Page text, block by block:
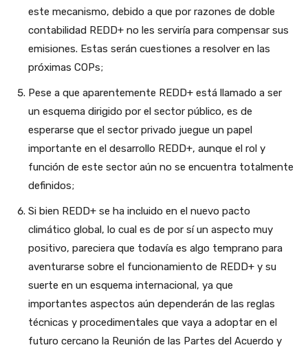
este mecanismo, debido a que por razones de doble
contabilidad REDD+ no les serviría para compensar sus
emisiones. Estas serán cuestiones a resolver en las
próximas COPs;
Pese a que aparentemente REDD+ está llamado a ser
un esquema dirigido por el sector público, es de
esperarse que el sector privado juegue un papel
importante en el desarrollo REDD+, aunque el rol y
función de este sector aún no se encuentra totalmente
definidos;
Si bien REDD+ se ha incluido en el nuevo pacto
climático global, lo cual es de por sí un aspecto muy
positivo, pareciera que todavía es algo temprano para
aventurarse sobre el funcionamiento de REDD+ y su
suerte en un esquema internacional, ya que
importantes aspectos aún dependerán de las reglas
técnicas y procedimentales que vaya a adoptar en el
futuro cercano la Reunión de las Partes del Acuerdo y